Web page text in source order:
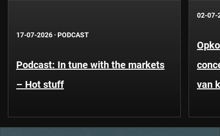
17-07-2026 · PODCAST
Podcast: In tune with the markets
– Hot stuff
02-07-
van